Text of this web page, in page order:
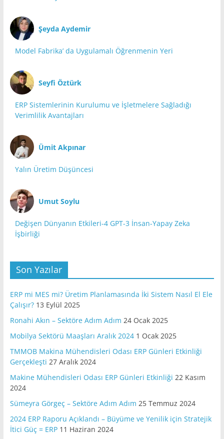
Şeyda Aydemir
Model Fabrika’ da Uygulamalı Öğrenmenin Yeri
Seyfi Öztürk
ERP Sistemlerinin Kurulumu ve İşletmelere Sağladığı
Verimlilik Avantajları
Ümit Akpınar
Yalın Üretim Düşüncesi
Umut Soylu
Değişen Dünyanın Etkileri-4 GPT-3 İnsan-Yapay Zeka
İşbirliği
Son Yazılar
ERP mi MES mi? Üretim Planlamasında İki Sistem Nasıl El Ele
Çalışır? 13 Eylül 2025
Ronahi Akın – Sektöre Adım Adım 24 Ocak 2025
Mobilya Sektörü Maaşları Aralık 2024 1 Ocak 2025
TMMOB Makina Mühendisleri Odası ERP Günleri Etkinliği
Gerçekleşti 27 Aralık 2024
Makine Mühendisleri Odası ERP Günleri Etkinliği 22 Kasım
2024
Sümeyra Görgeç – Sektöre Adım Adım 25 Temmuz 2024
2024 ERP Raporu Açıklandı – Büyüme ve Yenilik için Stratejik
İtici Güç = ERP 11 Haziran 2024